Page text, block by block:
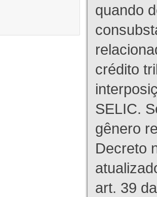
quando
crédito
SELIC.
gênero
Decreto
art. 39